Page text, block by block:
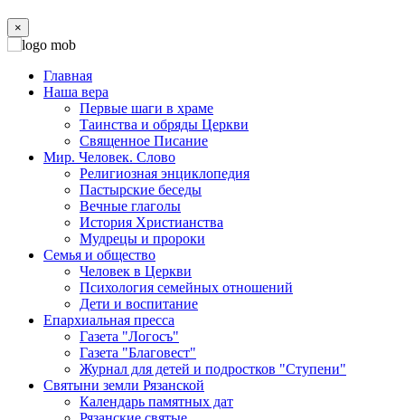
×
Главная
Наша вера
Первые шаги в храме
Таинства и обряды Церкви
Священное Писание
Мир. Человек. Слово
Религиозная энциклопедия
Пастырские беседы
Вечные глаголы
История Христианства
Мудрецы и пророки
Семья и общество
Человек в Церкви
Психология семейных отношений
Дети и воспитание
Епархиальная пресса
Газета "Логосъ"
Газета "Благовест"
Журнал для детей и подростков "Ступени"
Святыни земли Рязанской
Календарь памятных дат